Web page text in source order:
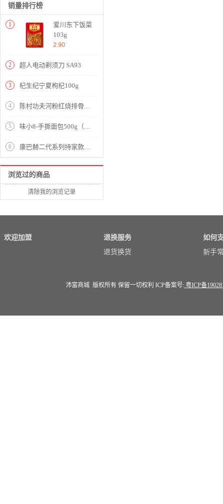
销量排行榜
1
爱川东下饭菜
103g
2.90
2 超人电动剃须刀 SA93
3 杞生纪宁夏枸杞100g
4 陈村功夫河粉红烧排骨味85g
5 味小8-手撕面包500g（松软可口 10包装）
6 康巴赫二代系列持家款蜂巢304炒锅【送钢铲+钢勺！】【304不锈钢/银色】
浏览过的商品
清除我的浏览记录
欢迎加盟
退换服务
退货换货
如何
新手
沛富商城 版权所有 保留一切权利 ICP备案号: 粤ICP备